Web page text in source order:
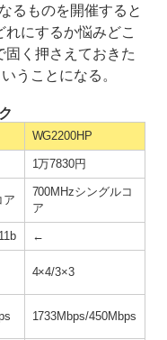
るものを開催すると
にするか悩みどこ
固く押さえておきた
うことになる。
WG2200HP
1万7830円
ア
700MHzシングルコ
ア
←
4×4/3×3
1733Mbps/450Mbps